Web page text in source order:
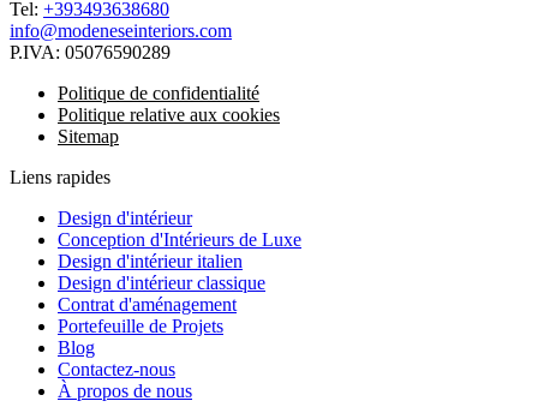
Tel: +393493638680
info@modeneseinteriors.com
P.IVA: 05076590289
Politique de confidentialité
Politique relative aux cookies
Sitemap
Liens rapides
Design d'intérieur
Conception d'Intérieurs de Luxe
Design d'intérieur italien
Design d'intérieur classique
Contrat d'aménagement
Portefeuille de Projets
Blog
Contactez-nous
À propos de nous